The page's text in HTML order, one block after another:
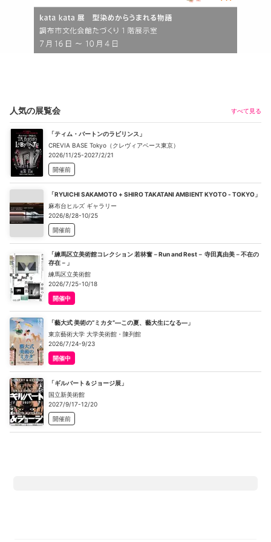
人気の展覧会 すべて見る
「ティム・バートンのラビリンス」
CREVIA BASE Tokyo（クレヴィアベース東京）
2026/11/25-2027/2/21
開催前
「RYUICHI SAKAMOTO + SHIRO TAKATANI AMBIENT KYOTO - TOKYO」
麻布台ヒルズ ギャラリー
2026/8/28-10/25
開催前
「練馬区立美術館コレクション 若林奮－Run and Rest－ 寺田真由美－不在の
存在－」
練馬区立美術館
2026/7/25-10/18
開催中
「藝大式 美術の“ミカタ”―この夏、藝大生になる―」
東京藝術大学 大学美術館・陳列館
2026/7/24-9/23
開催中
「ギルバート＆ジョージ展」
国立新美術館
2027/9/17-12/20
開催前